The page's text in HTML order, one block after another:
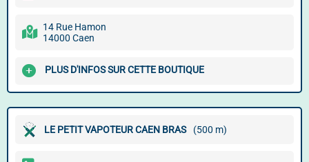
14 Rue Hamon
14000 Caen
PLUS D'INFOS SUR CETTE BOUTIQUE
LE PETIT VAPOTEUR CAEN BRAS (500 m)